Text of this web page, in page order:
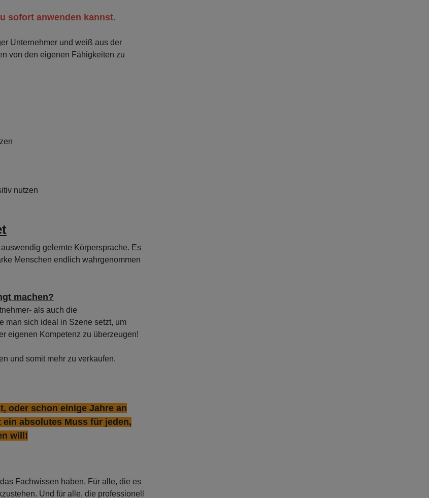
sofort anwenden kannst.
Unternehmer und weiß aus der
von den eigenen Fähigkeiten zu
nutzen
gelernte Körpersprache. Es
Menschen endlich wahrgenommen
machen?
als auch die
man sich ideal in Szene setzt, um
eigenen Kompetenz zu überzeugen!
und somit mehr zu verkaufen.
oder schon einige Jahre an
absolutes Muss für jeden,
will!
Fachwissen haben. Für alle, die es
Und für alle, die professionell